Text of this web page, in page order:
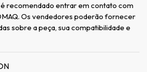
recomendado entrar em contato com
Os vendedores poderão fornecer
sobre a peça, sua compatibilidade e